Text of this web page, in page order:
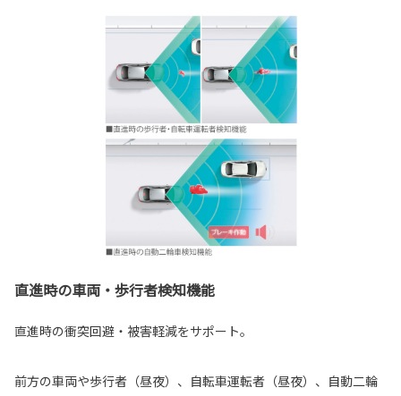
直進時の車両・歩行者検知機能
直進時の衝突回避・被害軽減をサポート。
前方の車両や歩行者（昼夜）、自転車運転者（昼夜）、自動二輪